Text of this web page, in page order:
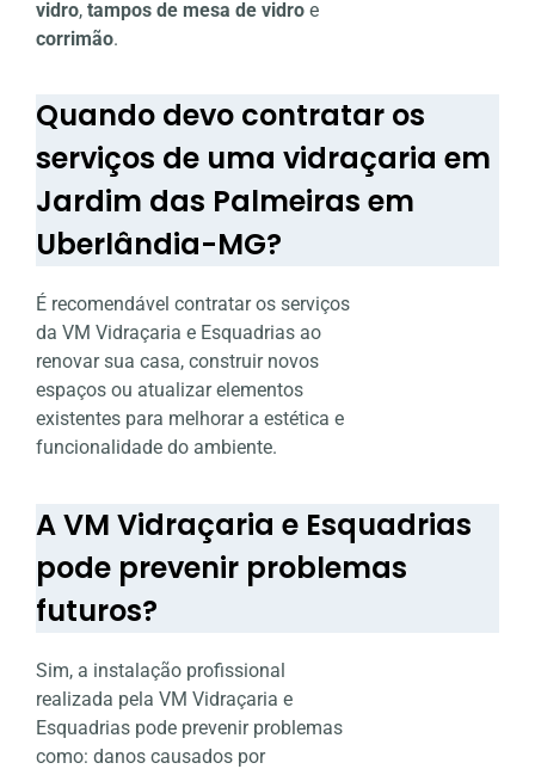
vidro, tampos de mesa de vidro e
corrimão.
Quando devo contratar os
serviços de uma vidraçaria em
Jardim das Palmeiras em
Uberlândia-MG?
É recomendável contratar os serviços
da VM Vidraçaria e Esquadrias ao
renovar sua casa, construir novos
espaços ou atualizar elementos
existentes para melhorar a estética e
funcionalidade do ambiente.
A VM Vidraçaria e Esquadrias
pode prevenir problemas
futuros?
Sim, a instalação profissional
realizada pela VM Vidraçaria e
Esquadrias pode prevenir problemas
como: danos causados por